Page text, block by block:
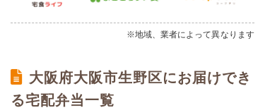
※地域、業者によって異なります
大阪府大阪市生野区にお届けでき
る宅配弁当一覧